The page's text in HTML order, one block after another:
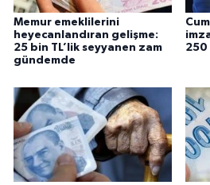
Memur emeklilerini
heyecanlandıran gelişme:
25 bin TL’lik seyyanen zam
gündemde
250